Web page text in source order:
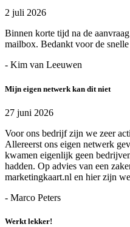
2 juli 2026
Binnen korte tijd na de
mailbox. Bedankt voor de
- Kim van Leeuwen
Mijn eigen netwerk kan dit niet
27 juni 2026
Voor ons bedrijf zijn we zeer
Allereerst ons eigen netwerk
kwamen eigenlijk geen
hadden. Op advies van een
marketingkaart.nl en hier zijn
- Marco Peters
Werkt lekker!